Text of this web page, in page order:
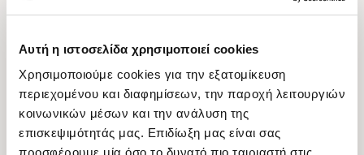
Αυτή η ιστοσελίδα χρησιμοποιεί cookies
Χρησιμοποιούμε cookies για την εξατομίκευση
περιεχομένου και διαφημίσεων, την παροχή λειτουργιών
κοινωνικών μέσων και την ανάλυση της
επισκεψιμότητάς μας. Επιδίωξη μας είναι σας
προσφέρουμε μία όσο το δυνατό πιο ταιριαστή στις
(1)
Ελοΐζα και Αβελάρδος
Τέσσερα γράμματα έρωτα,
ματαίωσης και λύτρωσης του
(0)
ΕΝΑ ΕΛΛΗΝΙΚΟ ΚΡΑΤΟΣ ΥΠΟ
ΔΙΑΜΟΡΦΩΣΗ
ΟΙ ΑΠΑΡΧΕΣ ΤΗΣ ΜΥΚΗΝΑΙΚΗΣ